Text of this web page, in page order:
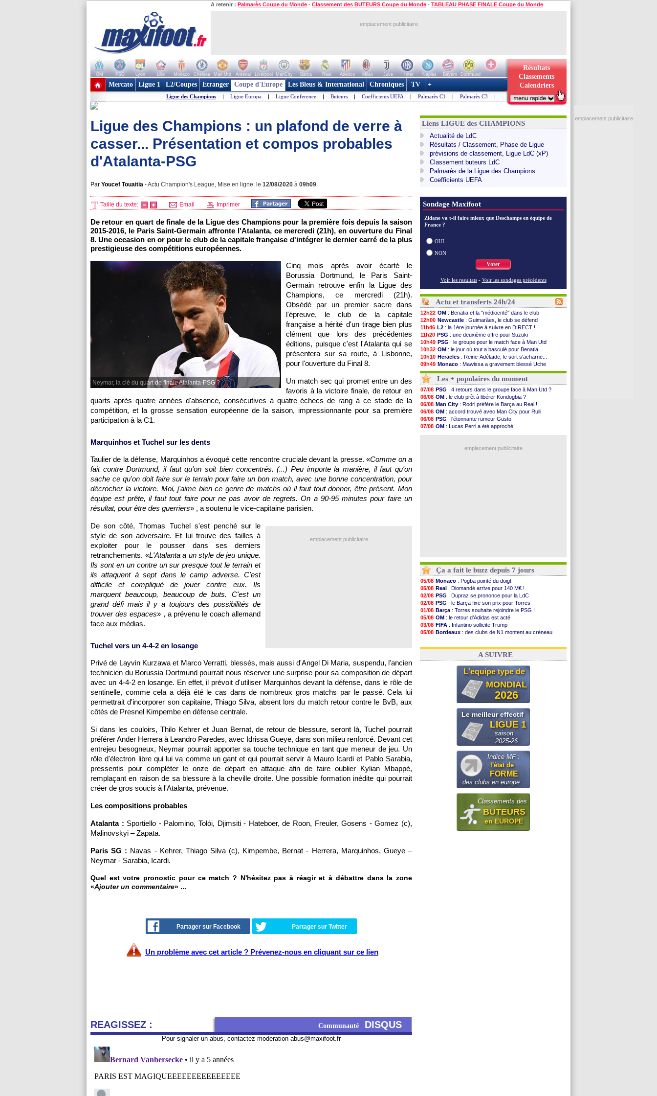
A retenir : Palmarès Coupe du Monde - Classement des BUTEURS Coupe du Monde - TABLEAU PHASE FINALE Coupe du Monde
emplacement publicitaire
OM PSG Lyon Lille Monaco Chelsea Man Utd Arsenal Liverpool ManCity Barca Real Atletico Milan Juve Inter Naples Bayern
Dortmund
+ de clubs
Résultats
Classements
Calendriers
Mercato Ligue 1 L2/Coupes Etranger Coupe d'Europe Les Bleus & International Chroniques TV +
Ligue des Champions | Ligue Europa | Ligue Conference | Buteurs | Coefficients UEFA | Palmarès C1 | Palmarès C3 |
Ligue des Champions : un plafond de verre à
casser... Présentation et compos probables
d'Atalanta-PSG
Par Youcef Touaitia -Actu Champion's League, Mise en ligne: le 12/08/2020 à 09h09
Taille du texte: Email Imprimer
De retour en quart de finale de la Ligue des Champions pour la première fois depuis la saison
2015-2016, le Paris Saint-Germain affronte l'Atalanta, ce mercredi (21h), en ouverture du Final
8. Une occasion en or pour le club de la capitale française d'intégrer le dernier carré de la plus
prestigieuse des compétitions européennes.
Neymar, la clé du quart de finale Atalanta-PSG ?
Cinq mois après avoir écarté le
Borussia Dortmund, le Paris Saint-
Germain retrouve enfin la Ligue des
Champions, ce mercredi (21h).
Obsédé par un premier sacre dans
l'épreuve, le club de la capitale
française a hérité d'un tirage bien plus
clément que lors des précédentes
éditions, puisque c'est l'Atalanta qui se
présentera sur sa route, à Lisbonne,
pour l'ouverture du Final 8.
Un match sec qui promet entre un des
favoris à la victoire finale, de retour en
quarts après quatre années d'absence, consécutives à quatre échecs de rang à ce stade de la
compétition, et la grosse sensation européenne de la saison, impressionnante pour sa première
participation à la C1.
Marquinhos et Tuchel sur les dents
Taulier de la défense, Marquinhos a évoqué cette rencontre cruciale devant la presse. «Comme on a
fait contre Dortmund, il faut qu'on soit bien concentrés. (...) Peu importe la manière, il faut qu'on
sache ce qu'on doit faire sur le terrain pour faire un bon match, avec une bonne concentration, pour
décrocher la victoire. Moi, j'aime bien ce genre de matchs où il faut tout donner, être présent. Mon
équipe est prête, il faut tout faire pour ne pas avoir de regrets. On a 90-95 minutes pour faire un
résultat, pour être des guerriers» , a soutenu le vice-capitaine parisien.
emplacement publicitaire
De son côté, Thomas Tuchel s'est penché sur le
style de son adversaire. Et lui trouve des failles à
exploiter pour le pousser dans ses derniers
retranchements. «L'Atalanta a un style de jeu unique.
Ils sont en un contre un sur presque tout le terrain et
ils attaquent à sept dans le camp adverse. C'est
difficile et compliqué de jouer contre eux. Ils
marquent beaucoup, beaucoup de buts. C'est un
grand défi mais il y a toujours des possibilités de
trouver des espaces» , a prévenu le coach allemand
face aux médias.
Tuchel vers un 4-4-2 en losange
Privé de Layvin Kurzawa et Marco Verratti, blessés, mais aussi d'Angel Di Maria, suspendu, l'ancien
technicien du Borussia Dortmund pourrait nous réserver une surprise pour sa composition de départ
avec un 4-4-2 en losange. En effet, il prévoit d'utiliser Marquinhos devant la défense, dans le rôle de
sentinelle, comme cela a déjà été le cas dans de nombreux gros matchs par le passé. Cela lui
permettrait d'incorporer son capitaine, Thiago Silva, absent lors du match retour contre le BvB, aux
côtés de Presnel Kimpembe en défense centrale.
Si dans les couloirs, Thilo Kehrer et Juan Bernat, de retour de blessure, seront là, Tuchel pourrait
préférer Ander Herrera à Leandro Paredes, avec Idrissa Gueye, dans son milieu renforcé. Devant cet
entrejeu besogneux, Neymar pourrait apporter sa touche technique en tant que meneur de jeu. Un
rôle d'électron libre qui lui va comme un gant et qui pourrait servir à Mauro Icardi et Pablo Sarabia,
pressentis pour compléter le onze de départ en attaque afin de faire oublier Kylian Mbappé,
remplaçant en raison de sa blessure à la cheville droite. Une possible formation inédite qui pourrait
créer de gros soucis à l'Atalanta, prévenue.
Les compositions probables
Atalanta : Sportiello - Palomino, Tolói, Djimsiti - Hateboer, de Roon, Freuler, Gosens - Gomez (c),
Malinovskyi – Zapata.
Paris SG : Navas - Kehrer, Thiago Silva (c), Kimpembe, Bernat - Herrera, Marquinhos, Gueye –
Neymar - Sarabia, Icardi.
Quel est votre pronostic pour ce match ? N'hésitez pas à réagir et à débattre dans la zone
«Ajouter un commentaire» ...
Partager sur Facebook Partager sur Twitter
Un problème avec cet article ? Prévenez-nous en cliquant sur ce lien
REAGISSEZ : Communauté DISQUS
Pour signaler un abus, contactez moderation-abus@maxifoot.fr
Liens LIGUE des CHAMPIONS
Actualité de LdC
Résultats / Classement, Phase de Ligue
prévisions de classement, Ligue LdC (xP)
Classement buteurs LdC
Palmarès de la Ligue des Champions
Coefficients UEFA
Sondage Maxifoot
Zidane va t-il faire mieux que Deschamps en équipe de
France ?
OUI
NON
Voter
Voir les resultats - Voir les sondages précédents
Actu et transferts 24h/24
12h22 OM : Benatia et la "médiocrité" dans le club
12h00 Newcastle : Guimarães, le club se défend
11h46 L2 : la 1ère journée à suivre en DIRECT !
11h20 PSG : une deuxième offre pour Suzuki
10h49 PSG : le groupe pour le match face à Man Utd
10h32 OM : le jour où tout a basculé pour Benatia
10h10 Heracles : Reine-Adélaïde, le sort s'acharne...
09h49 Monaco : Mawissa a gravement blessé Uche
09h35 OM: accord avec la Real Sociedad pour Aguerd
09h08
Barça: Araujo va partir en prêt à Liverpool
08h54 OM: Côme pousse pour Gouiri
08h32
Man Utd: le groupe pour défier le PSG
07/08 L3: Caen premier leader
07/08 OM : Højbjerg, son agent maintient le suspense
07/08 OM : Gouiri évoque son avenir
07/08 Leipzig: le transfert d'Asllani tombe à l'eau
07/08 L3: 1ère utilisation du Football Video Support
: la dernière saison de Fonseca ?
Les + populaires du moment
07/08 PSG : 4 retours dans le groupe face à Man Utd ?
06/08 OM : le club prêt à libérer Kondogbia ?
06/08 Man City : Rodri préfère le Barça au Real !
06/08 OM : accord trouvé avec Man City pour Rulli
06/08 PSG : l'étonnante rumeur Gusto
07/08 OM : Lucas Perri a été approché
emplacement publicitaire
Ça a fait le buzz depuis 7 jours
05/08 Monaco : Pogba pointé du doigt
05/08 Real : Diomandé arrive pour 140 M€ !
02/08 PSG : Dupraz se prononce pour la LdC
02/08 PSG : le Barça fixe son prix pour Torres
01/08 Barça : Torres souhaite rejoindre le PSG !
05/08 OM : le retour d'Adidas est acté
03/08 FIFA : Infantino sollicite Trump
05/08 Bordeaux : des clubs de N1 montent au créneau
03/08 Real: le démenti de Leipzig pour Diomandé
A SUIVRE
L'equipe type de
MONDIAL
2026
Le meilleur effectif
LIGUE 1
saison
2025-26
Indice MF :
l'état de
FORME
des clubs en europe
Classements des
BUTEURS
en EUROPE
emplacement publicitaire